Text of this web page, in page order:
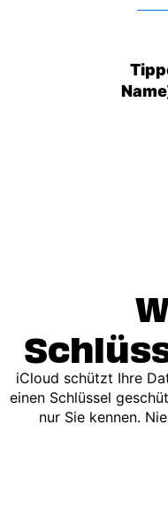
iCloud schützt Ihre
einen Schlüssel
nur Sie kennen.